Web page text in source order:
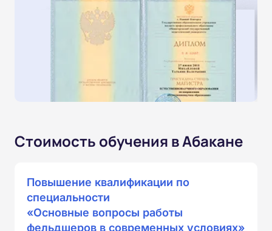
Стоимость обучения в Абакане
Повышение квалификации по
специальности
«Основные вопросы работы
фельдшеров в современных условиях»